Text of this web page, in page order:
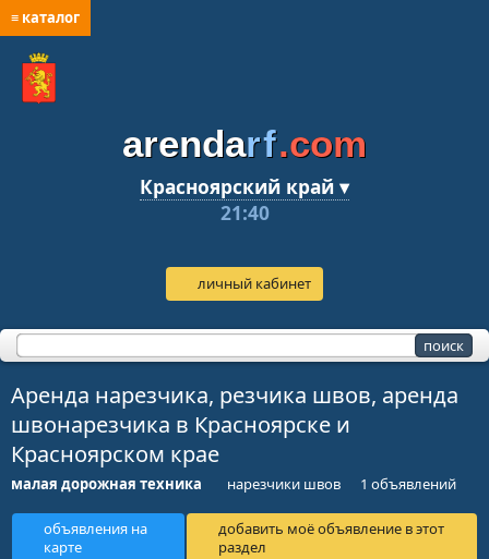
≡ каталог
arendarf.com
Красноярский край ▾
21:40
личный кабинет
Аренда нарезчика, резчика швов, аренда
швонарезчика в Красноярске и
Красноярском крае
малая дорожная техника нарезчики швов 1 объявлений
объявления на
карте
добавить моё объявление в этот
раздел